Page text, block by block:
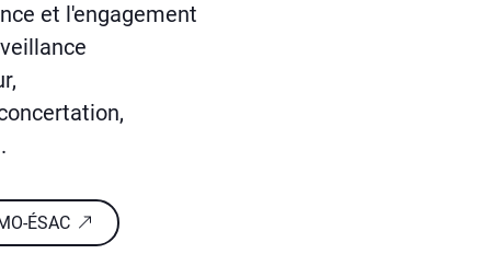
et l'engagement
ÉSAC